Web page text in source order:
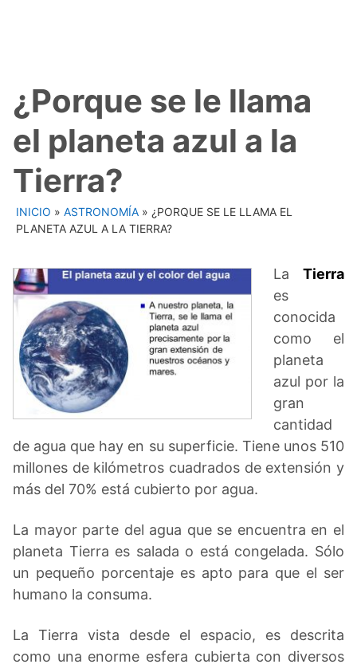
¿Porque se le llama
el planeta azul a la
Tierra?
INICIO » ASTRONOMÍA » ¿PORQUE SE LE LLAMA EL
PLANETA AZUL A LA TIERRA?
La Tierra
es
conocida
como el
planeta
azul por la
gran
cantidad
de agua que hay en su superficie. Tiene unos 510
millones de kilómetros cuadrados de extensión y
más del 70% está cubierto por agua.
La mayor parte del agua que se encuentra en el
planeta Tierra es salada o está congelada. Sólo
un pequeño porcentaje es apto para que el ser
humano la consuma.
La Tierra vista desde el espacio, es descrita
como una enorme esfera cubierta con diversos